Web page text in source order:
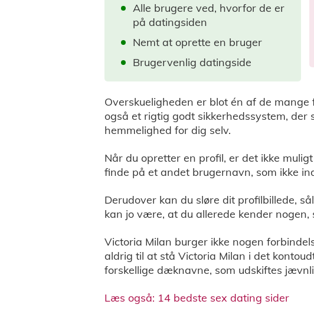
Alle brugere ved, hvorfor de er
på datingsiden
Nemt at oprette en bruger
Brugervenlig datingside
Overskueligheden er blot én af de
også et rigtig godt sikkerhedssystem, der
hemmelighed for dig selv.
Når du opretter en profil, er det ikke
finde på et andet brugernavn, som ikke
Derudover kan du sløre dit profilbillede,
kan jo være, at du allerede kender
Victoria Milan burger ikke nogen
aldrig til at stå Victoria Milan i det
forskellige dæknavne, som udskiftes
Læs også: 14 bedste sex dating sider